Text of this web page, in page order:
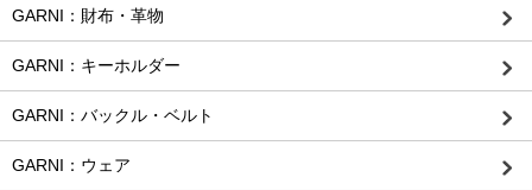
GARNI：財布・革物
GARNI：キーホルダー
GARNI：バックル・ベルト
GARNI：ウェア